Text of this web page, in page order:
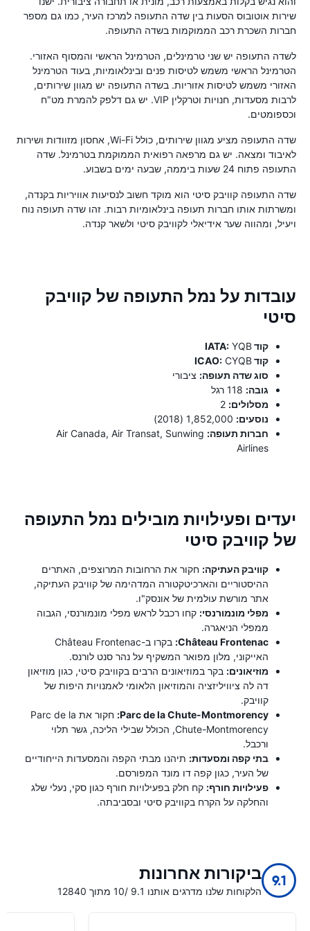
שירות אוטובוס הסעות בין שדה התעופה למרכז העיר, כמו גם מספר
חברות השכרת רכב הממוקמות בשדה התעופה.
לשדה התעופה יש שני טרמינלים, הטרמינל הראשי והמסוף האזורי.
הטרמינל הראשי משמש לטיסות פנים ובינלאומיות, בעוד הטרמינל
האזורי משמש לטיסות אזוריות. בשדה התעופה יש מגוון שירותים,
לרבות מסעדות, חנויות וטרקלין VIP. יש גם דלפק להמרת מט"ח
וכספומטים.
שדה התעופה מציע מגוון שירותים, כולל Wi-Fi, אחסון מזוודות ושירות
לאיבוד ומצאה. יש גם מרפאה רפואית הממוקמת בטרמינל. שדה
התעופה פתוח 24 שעות ביממה, שבעה ימים בשבוע.
שדה התעופה קוויבק סיטי הוא מוקד חשוב לנסיעות אוויריות בקנדה,
ומשרתות אותו חברות תעופה בינלאומיות רבות. זהו שדה תעופה נוח
ויעיל, ומהווה שער אידיאלי לקוויבק סיטי ולשאר קנדה.
עובדות על נמל התעופה של קוויבק
סיטי
קוד IATA:YQB
קוד ICAO:CYQB
סוג שדה תעופה: ציבורי
גובה:
מסלולים:
נוסעים:
חברות תעופה: Air Canada, Air Transat, Sunwing
Airlines
יעדים ופעילויות מובילים נמל התעופה
של קוויבק סיטי
קוויבק העתיקה: חקור את הרחובות המרוצפים, האתרים
ההיסטוריים והארכיטקטורה המדהימה של קוויבק העתיקה,
אתר מורשת עולמית של אונסק"ו.
מפלי מונמורנסי: קחו רכבל לראש מפלי מונמורנסי, הגבוה
ממפלי הניאגרה.
Château Frontenac:
בקרו ב-Château Frontenac
האייקוני, מלון מפואר המשקיף על נהר סנט לורנס.
מוזיאונים: בקר במוזיאונים הרבים בקוויבק סיטי, כגון מוזיאון
דה לה ציוויליזציה והמוזיאון הלאומי לאמנויות היפות של
קוויבק.
Parc de la Chute-Montmorency:
חקור את Parc de la
Chute-Montmorency, הכולל שבילי הליכה, גשר תלוי
ורכבל.
בתי קפה ומסעדות: תיהנו מבתי הקפה והמסעדות הייחודיים
של העיר, כגון קפה דו מונד המפורסם.
פעילויות חורף: קח חלק בפעילויות חורף כגון סקי, נעלי שלג
והחלקה על הקרח בקוויבק סיטי ובסביבתה.
9.1 ביקורות אחרונות
הלקוחות שלנו מדרגים אותנו 9.1 /10 מתוך 12840